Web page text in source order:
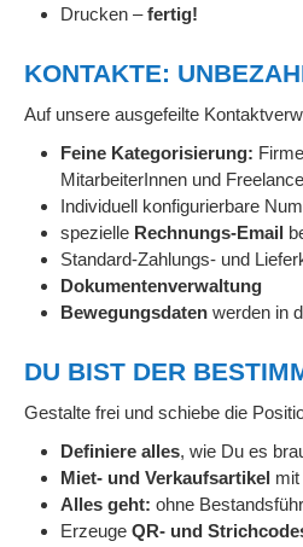
Drucken –fertig!
KONTAKTE:
Auf unsere ausgefeilte
Feine Kategorisierung:
MitarbeiterInnen und
Individuell konfigurierbare
spezielle Rechnungs-Email
Standard-Zahlungs- und
Dokumentenverwaltung
Bewegungsdaten werden in
DU BIST DER
Gestalte frei und schiebe die
Definiere alles, wie Du es
Miet- und Verkaufsartikel
Alles geht: ohne
Erzeuge QR- und